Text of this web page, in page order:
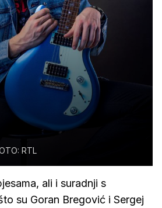
RTL
ali i suradnji s
su Goran Bregović i Sergej